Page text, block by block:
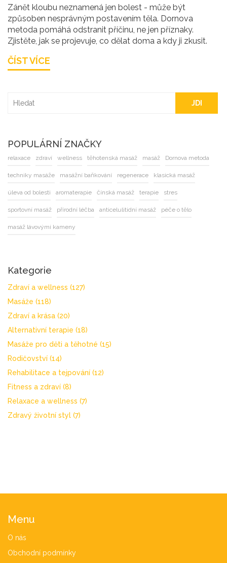
Zánět kloubu neznamená jen bolest - může být
způsoben nesprávným postavením těla. Dornova
metoda pomáhá odstranit příčinu, ne jen příznaky.
Zjistěte, jak se projevuje, co dělat doma a kdy ji zkusit.
ČÍST VÍCE
JDI
POPULÁRNÍ ZNAČKY
relaxace zdraví wellness těhotenská masáž masáž Dornova metoda
techniky masáže masážní baňkování regenerace klasická masáž
úleva od bolesti aromaterapie čínská masáž terapie stres
sportovní masáž přírodní léčba anticelulitidní masáž péče o tělo
masáž lávovými kameny
Kategorie
Zdraví a wellness (127)
Masáže (118)
Zdraví a krása (20)
Alternativní terapie (18)
Masáže pro děti a těhotné (15)
Rodičovství (14)
Rehabilitace a tejpování (12)
Fitness a zdraví (8)
Relaxace a wellness (7)
Zdravý životní styl (7)
Menu
O nás
Obchodní podmínky